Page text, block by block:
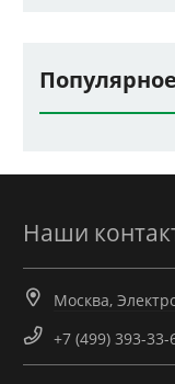
Наши
Москва,
+7 (499) 393-33-